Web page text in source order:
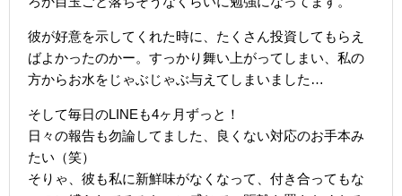
彼が好意を示してくれた時に、たくさん投資してもらえ
ばよかったのかー。すっかり舞い上がってしまい、私の
方からお水をじゃぶじゃぶ与えてしまいました…
そして毎日のLINEも4ヶ月ずっと！
日々の報告も勿論してました、良くない対応のお手本み
たい（笑）
そりゃ、彼も私に新鮮味がなくなって、付き合ってもな